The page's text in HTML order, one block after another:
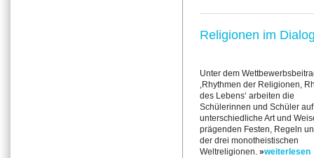
Religionen im
Unter dem
‚Rhythmen der Religionen,
des Lebens‘ arbeiten die
Schülerinnen und Schüler
unterschiedliche Art und
prägenden Festen, Regeln
der drei monotheistischen
Weltreligionen. »weiterlesen